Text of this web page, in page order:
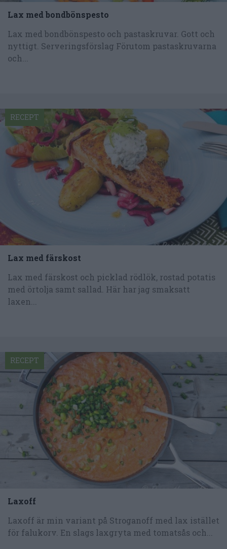
Lax med bondbönspesto
Lax med bondbönspesto och pastaskruvar. Gott och
nyttigt. Serveringsförslag Förutom pastaskruvarna
och...
Lax med färskost
Lax med färskost och picklad rödlök, rostad potatis
med örtolja samt sallad. Här har jag smaksatt
laxen...
RECEPT
Laxoff
Laxoff är min variant på Stroganoff med lax istället
för falukorv. En slags laxgryta med tomatsås och...
RECEPT